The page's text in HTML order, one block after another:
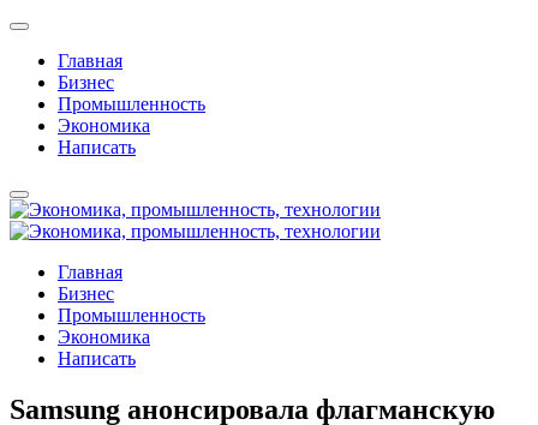
Главная
Бизнес
Промышленность
Экономика
Написать
Главная
Бизнес
Промышленность
Экономика
Написать
Samsung анонсировала флагманскую